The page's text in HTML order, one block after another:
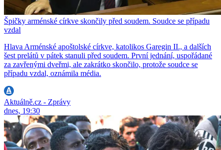
Špičky arménské církve skončily před soudem. Soudce se případu
vzdal
Hlava Arménské apoštolské církve, katolikos Garegin II., a dalších
šest prelátů v pátek stanuli před soudem. První jednání, uspořádané
za zavřenými dveřmi, ale zakrátko skončilo, protože soudce se
případu vzdal, oznámila média.
Aktuálně.cz - Zprávy
dnes, 19:30